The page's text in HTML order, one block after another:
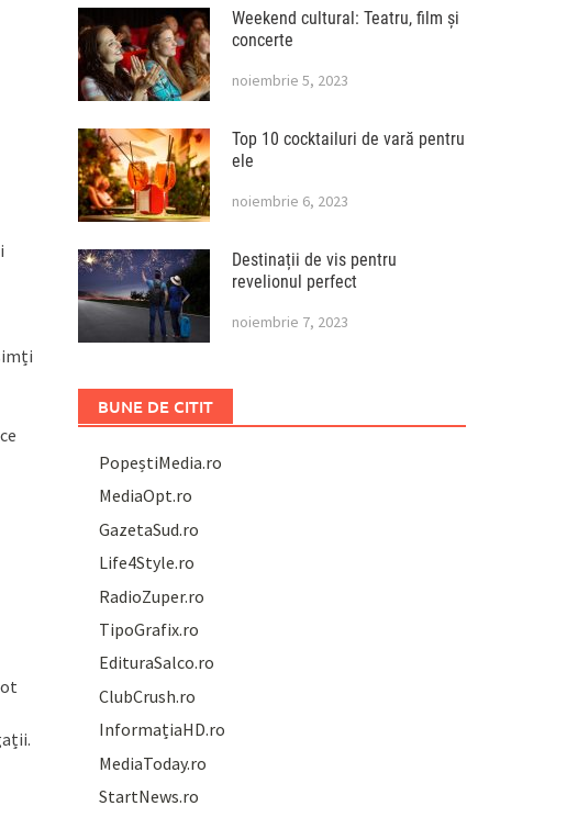
Weekend cultural: Teatru, film și
concerte
noiembrie 5, 2023
Top 10 cocktailuri de vară pentru
ele
noiembrie 6, 2023
Destinații de vis pentru
revelionul perfect
noiembrie 7, 2023
BUNE DE CITIT
PopeștiMedia.ro
MediaOpt.ro
GazetaSud.ro
Life4Style.ro
RadioZuper.ro
TipoGrafix.ro
EdituraSalco.ro
ClubCrush.ro
InformațiaHD.ro
MediaToday.ro
StartNews.ro